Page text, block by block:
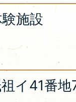
施設
イ41番地